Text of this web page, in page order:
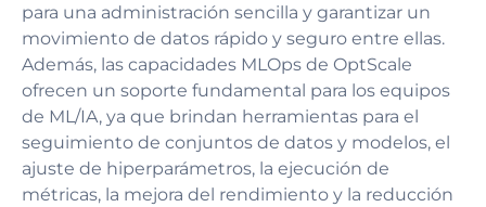
para una administración sencilla y garantizar un
movimiento de datos rápido y seguro entre ellas.
Además, las capacidades MLOps de OptScale
ofrecen un soporte fundamental para los equipos
de ML/IA, ya que brindan herramientas para el
seguimiento de conjuntos de datos y modelos, el
ajuste de hiperparámetros, la ejecución de
métricas, la mejora del rendimiento y la reducción